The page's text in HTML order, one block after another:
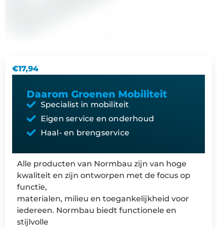
€17,94
Daarom Groenen Mobiliteit
Specialist in mobiliteit
Eigen service en onderhoud
Haal- en brengservice
Alle producten van Normbau zijn van hoge
kwaliteit en zijn ontworpen met de focus op
functie,
materialen, milieu en toegankelijkheid voor
iedereen. Normbau biedt functionele en
stijlvolle